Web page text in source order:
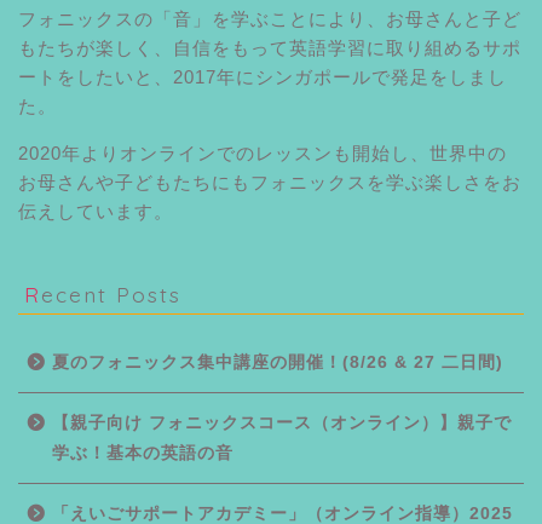
フォニックスの「音」を学ぶことにより、お母さんと子ど
もたちが楽しく、自信をもって英語学習に取り組めるサポ
ートをしたいと、2017年にシンガポールで発足をしまし
た。
2020年よりオンラインでのレッスンも開始し、世界中の
お母さんや子どもたちにもフォニックスを学ぶ楽しさをお
伝えしています。
Recent Posts
夏のフォニックス集中講座の開催！(8/26 & 27 二日間)
【親子向け フォニックスコース（オンライン）】親子で
学ぶ！基本の英語の音
「えいごサポートアカデミー」（オンライン指導）2025